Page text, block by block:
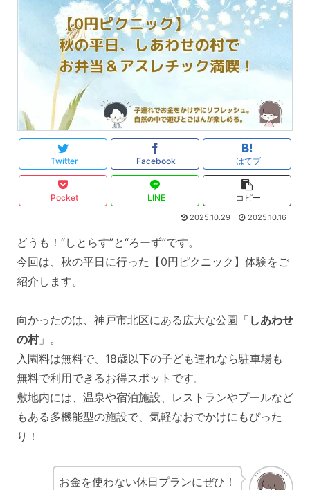
Twitter Facebook はてブ
Pocket LINE コピー
2025.10.29 2025.10.16
どうも！“しとらす”と“ろーず”です。
今回は、秋の平日に行った【0円ピクニック】体験をご
紹介します。
向かったのは、神戸市北区にある広大な公園「 しあわせ
の村」。
入園料は無料で、18歳以下の子ども連れなら駐車場も
無料で利用できるお得スポットです。
敷地内には、温泉や宿泊施設、レストランやプールなど
もある多機能型の施設で、気軽なおでかけにもぴった
り！
お金を使わない休日プランにぜひ！